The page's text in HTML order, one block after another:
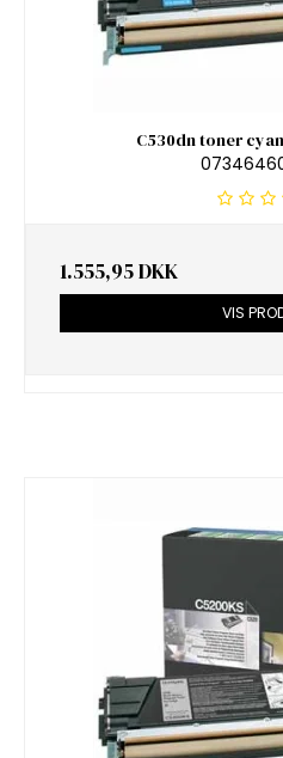
C530dn toner
1.555,95 DKK
VIS